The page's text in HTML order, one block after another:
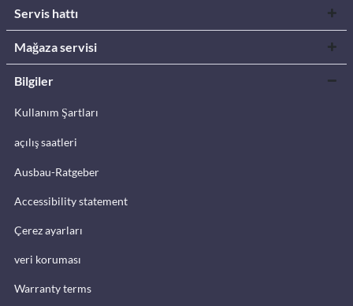
Servis hattı
Mağaza servisi
Bilgiler
Kullanım Şartları
açılış saatleri
Ausbau-Ratgeber
Accessibility statement
Çerez ayarları
veri koruması
Warranty terms